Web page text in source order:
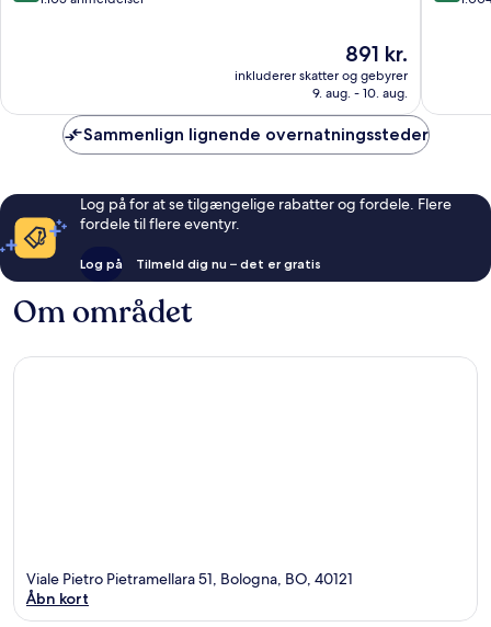
Prisen
er
891 kr.
891 kr.
inkluderer skatter og gebyrer
9. aug. - 10. aug.
Sammenlign lignende overnatningssteder
Log på for at se tilgængelige rabatter og fordele. Flere
fordele til flere eventyr.
Log på Tilmeld dig nu – det er gratis
Om området
Viale Pietro Pietramellara 51, Bologna, BO, 40121
Åbn kort